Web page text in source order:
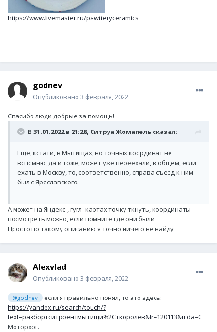
https://www.livemaster.ru/pawtteryceramics
godnev
Опубликовано 3 февраля, 2022
Спасибо люди добрые за помощь!
В 31.01.2022 в 21:28, Ситруа Жомапель сказал:
Ещё, кстати, в Мытищах, но точных координат не
вспомню, да и тоже, может уже переехали, в общем, если
ехать в Москву, то, соответственно, справа съезд к ним
был с Ярославского.
А может на Яндекс-, гугл- картах точку ткнуть, координаты
посмотреть можно, если помните где они были
Просто по такому описанию я точно ничего не найду
Alexvlad
Опубликовано 3 февраля, 2022
@godnev
если я правильно понял, то это здесь:
https://yandex.ru/search/touch/?
text=разбор+ситроен+мытищи%2C+королев&lr=120113&mda=0
Моторхог.